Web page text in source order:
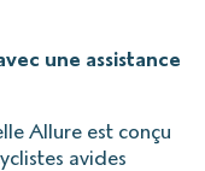
une assistance
Allure est conçu
avides